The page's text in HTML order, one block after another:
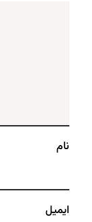
نام
ایمیل